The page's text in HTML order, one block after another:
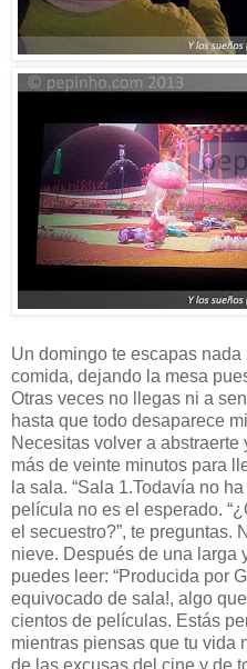
Un domingo te escapas
comida, dejando la mesa
Otras veces no llegas ni a
hasta que todo desaparece
Necesitas volver a
más de veinte minutos para
la sala. “Sala 1.Todavía no
película no es el esperado.
el secuestro?”, te preguntas.
nieve. Después de una larga
puedes leer: “Producida por
equivocado de sala!, algo
cientos de películas. Estás
mientras piensas que tu vida
de las excusas del cine y de